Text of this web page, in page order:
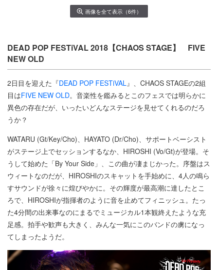
画像を全て表示（6件）
DEAD POP FESTiVAL 2018【CHAOS STAGE】 FIVE
NEW OLD
2日目を迎えた『DEAD POP FESTiVAL 』、CHAOS STAGEの2組
目はFIVE NEW OLD。音楽性を鑑みるとこのフェスでは明らかに
異色の存在だが、いったいどんなステージを見せてくれるのだろ
うか？
WATARU (Gt/Key/Cho)、HAYATO (Dr/Cho)、サポートベーシスト
がステージ上でセッションするなか、HIROSHI (Vo/Gt)が登場。そ
うして始めた「By Your Side」、この曲が凄まじかった。序盤はス
ウィートなのだが、HIROSHIのスキャットを手始めに、4人の鳴ら
すサウンドが徐々に煌びやかに。その輝度が最高潮に達したとこ
ろで、HIROSHIが指揮者のように音を止めてフィニッシュ。たっ
た4分間の出来事なのにまるでミュージカル1本観終えたような充
足感。拍手や歓声も大きく、みんな一気にこのバンドの虜になっ
てしまったようだ。